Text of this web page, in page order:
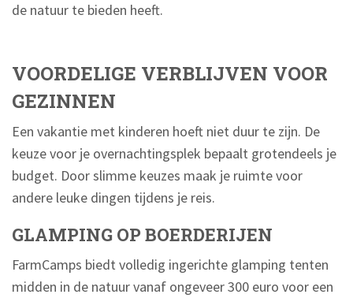
de natuur te bieden heeft.
VOORDELIGE VERBLIJVEN VOOR
GEZINNEN
Een vakantie met kinderen hoeft niet duur te zijn. De
keuze voor je overnachtingsplek bepaalt grotendeels je
budget. Door slimme keuzes maak je ruimte voor
andere leuke dingen tijdens je reis.
GLAMPING OP BOERDERIJEN
FarmCamps biedt volledig ingerichte glamping tenten
midden in de natuur vanaf ongeveer 300 euro voor een